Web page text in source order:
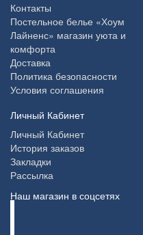
Контакты
Постельное белье «Хоум
Лайненс» магазин уюта и
комфорта
Доставка
Политика безопасности
Условия соглашения
Личный Кабинет
Личный Кабинет
История заказов
Закладки
Рассылка
Наш магазин в соцсетях